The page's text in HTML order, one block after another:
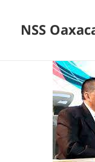
NSS